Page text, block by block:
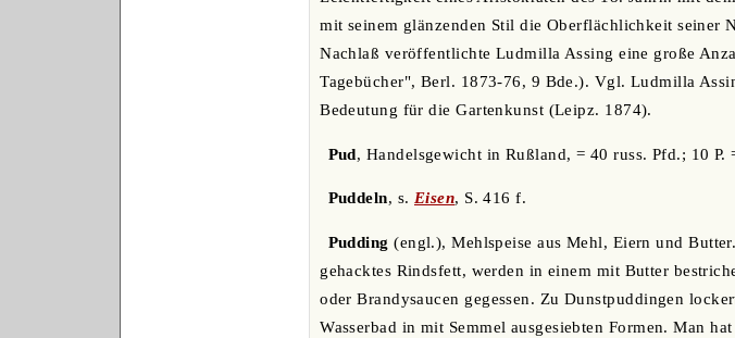
mit seinem glänzenden Stil die Oberflächlichkeit seiner
Nachlaß veröffentlichte Ludmilla Assing eine große
Tagebücher", Berl. 1873-76, 9 Bde.). Vgl. Ludmilla
Bedeutung für die Gartenkunst (Leipz. 1874).
Pud, Handelsgewicht in Rußland, = 40 russ. Pfd.; 10
Puddeln, s. Eisen, S. 416 f.
Pudding (engl.), Mehlspeise aus Mehl, Eiern und
gehacktes Rindsfett, werden in einem mit Butter
oder Brandysaucen gegessen. Zu Dunstpuddingen
Wasserbad in mit Semmel ausgesiebten Formen. Man